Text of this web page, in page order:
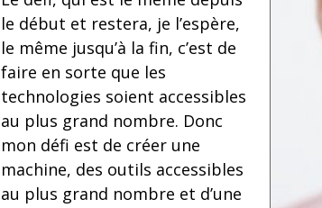
le début et restera, je l’espère,
le même jusqu’à la fin, c’est de
faire en sorte que les
technologies soient accessibles
au plus grand nombre. Donc
mon défi est de créer une
machine, des outils accessibles
au plus grand nombre et d’une